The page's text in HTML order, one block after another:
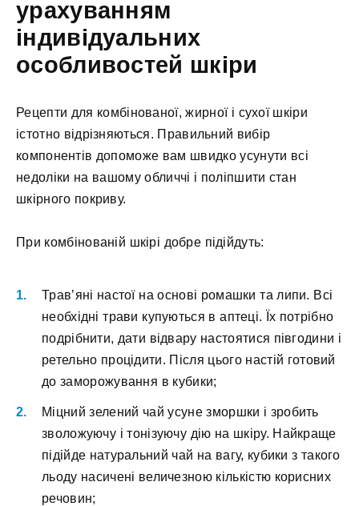
урахуванням
індивідуальних
особливостей шкіри
Рецепти для комбінованої, жирної і сухої шкіри
істотно відрізняються. Правильний вибір
компонентів допоможе вам швидко усунути всі
недоліки на вашому обличчі і поліпшити стан
шкірного покриву.
При комбінованій шкірі добре підійдуть:
Трав’яні настої на основі ромашки та липи. Всі
необхідні трави купуються в аптеці. Їх потрібно
подрібнити, дати відвару настоятися півгодини і
ретельно процідити. Після цього настій готовий
до заморожування в кубики;
Міцний зелений чай усуне зморшки і зробить
зволожуючу і тонізуючу дію на шкіру. Найкраще
підійде натуральний чай на вагу, кубики з такого
льоду насичені величезною кількістю корисних
речовин;